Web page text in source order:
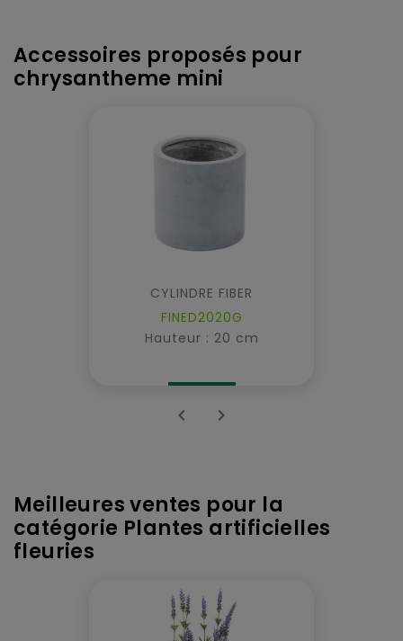
Accessoires proposés pour
chrysantheme mini
CYLINDRE FIBER
FINED2020G
Hauteur : 20 cm
 
Meilleures ventes pour la
catégorie Plantes artificielles
fleuries